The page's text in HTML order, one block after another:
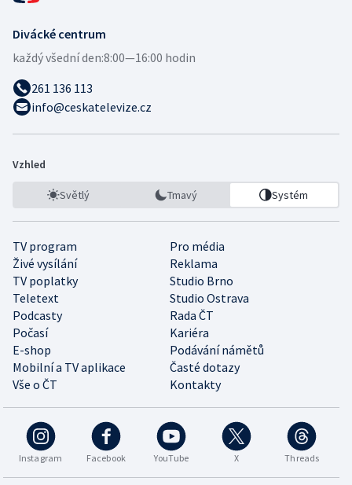
Divácké centrum
každý všední den:8:00—16:00 hodin
261 136 113
info@ceskatelevize.cz
Vzhled
Světlý Tmavý Systém
TV program
Pro média
Živé vysílání
Reklama
TV poplatky
Studio Brno
Teletext
Studio Ostrava
Podcasty
Rada ČT
Počasí
Kariéra
E-shop
Podávání námětů
Mobilní a TV aplikace
Časté dotazy
Vše o ČT
Kontakty
Instagram Facebook YouTube X Threads